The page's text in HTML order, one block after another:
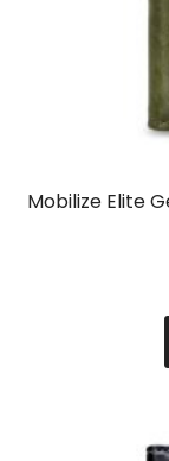
Mobilize Elite